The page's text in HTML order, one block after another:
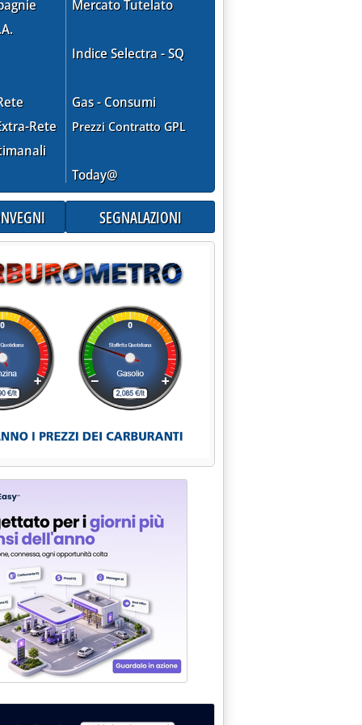
Rete
Mercato Tutelato
Indice Selectra - SQ
Gas - Consumi
Prezzi Contratto GPL
Today@
SEGNALAZIONI